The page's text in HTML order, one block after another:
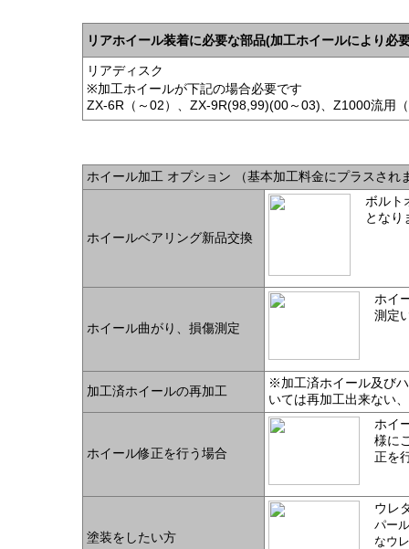
リアホイール装着に必要な部品(加工ホイールにより必
リアディスク
※加工ホイールが下記の場合必要です
ZX-6R（～02）、ZX-9R(98,99)(00～03)、Z1000流用
ホイール加工 オプション （基本加工料金にプラスされ
ホイールベアリング新品交換
ボルト
と
ホイール曲がり、損傷測定
ホイ
測定
加工済ホイールの再加工
※加工済ホイール及び
いては再加工出来ない
ホイール修正を行う場合
ホイ
様に
正を
塗装をしたい方
ウレ
パー
なウ